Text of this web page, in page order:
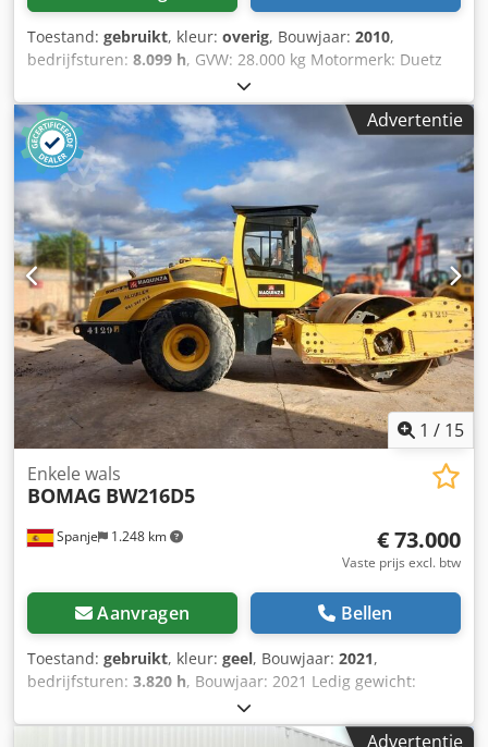
Toestand: gebruikt, kleur: overig, Bouwjaar: 2010,
bedrijfsturen: 8.099 h, GVW: 28.000 kg Motormerk: Duetz
CE-markering: ja Serienummer: 101583141318
Dodpezblcrefx Ahvowa Machines te koop! Bekijk onze
website voor een divers aanbod van direct leverbare
machines. Wij hebben meer opties dan wat online te zien
is, dus neem gerust op elk moment telefonisch of per e-
mail contact met ons op. Al onze machines zijn volledig
onderhouden en gecontroleerd op betrouwbaarheid. Foto’s
nodig? Neem contact op en wij sturen ze direct. Wij staan
klaar om u te helpen in het Nederlands, Engels, Frans,
Duits, Spaans en Russisch. Ontdek ons brede assortiment
aan betrouwbare machines.
Advertentie
1 / 15
Spanje 1.248 km
Enkele wals
BOMAG BW216D5
€ 73.000
Vaste prijs excl. btw
Aanvragen Bellen
Toestand: gebruikt, kleur: geel, Bouwjaar: 2021,
bedrijfsturen: 3.820 h, Bouwjaar: 2021 Ledig gewicht:
16.000 kg Afmetingen (LxBxH): 622 x 230 x 299 cm Motor
type: Deutz DEUTZ TCD4.1 L-4 Dsdox Sqhijpfx Ahvswa
Advertentie